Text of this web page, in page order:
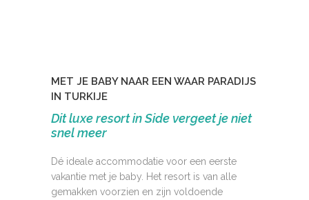
MET JE BABY NAAR EEN WAAR PARADIJS
IN TURKIJE
Dit luxe resort in Side vergeet je niet
snel meer
Dé ideale accommodatie voor een eerste
vakantie met je baby. Het resort is van alle
gemakken voorzien en zijn voldoende